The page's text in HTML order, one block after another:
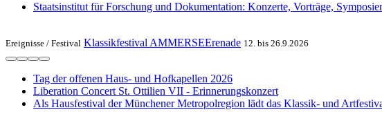
Staatsinstitut für Forschung und Dokumentation: Konzerte, Vorträge,
Ereignisse / Festival Klassikfestival AMMERSEErenade 12. bis 26.9.2026
Tag der offenen Haus- und Hofkapellen 2026
Liberation Concert St. Ottilien VII - Erinnerungskonzert
Als Hausfestival der Münchener Metropolregion lädt das Klassik- und